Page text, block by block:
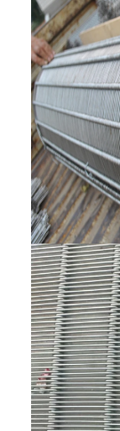
মৌচাক পরিবাহক
পরিবাহক চেইন
সোলার
চেইন মেশ বেল্ট
সর্পিল ফ্রিজার
ওভেন কনভেয়ার